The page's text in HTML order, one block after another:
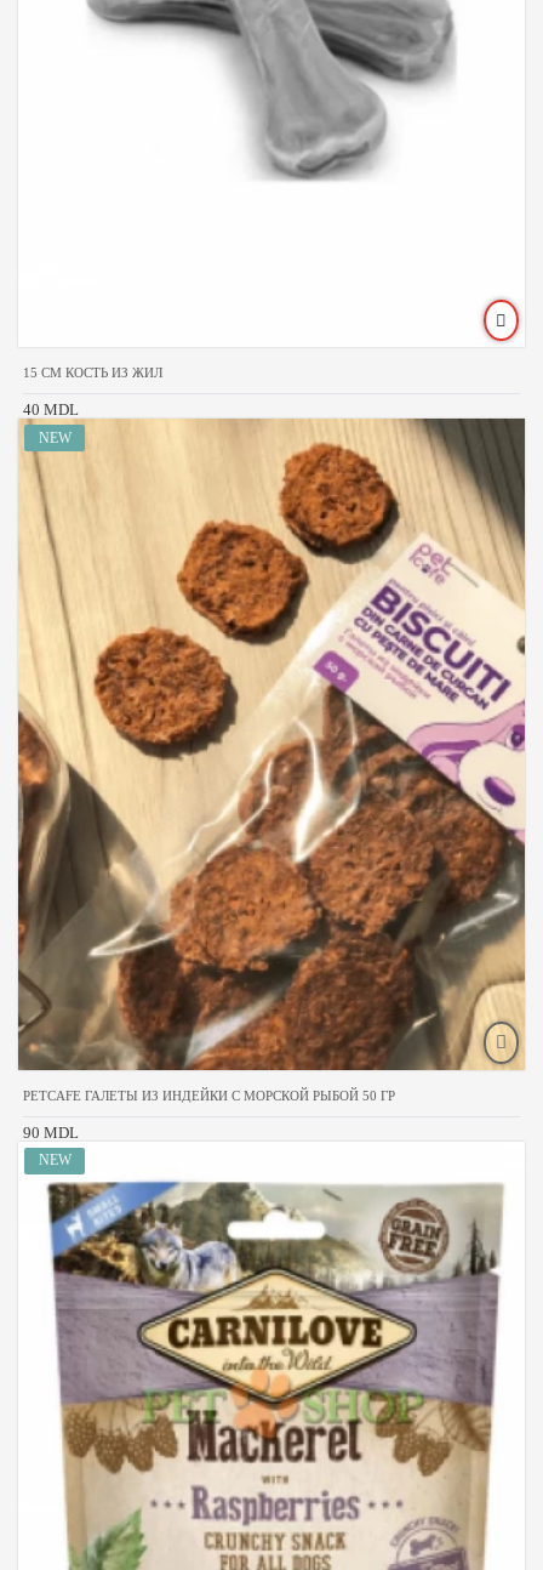
15 CM КОСТЬ ИЗ ЖИЛ
40 MDL
PETCAFE ГАЛЕТЫ ИЗ ИНДЕЙКИ С МОРСКОЙ РЫБОЙ 50 ГР
90 MDL